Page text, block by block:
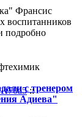
Франсис
воспитанников
подробно
с тренером
Адиева"
::